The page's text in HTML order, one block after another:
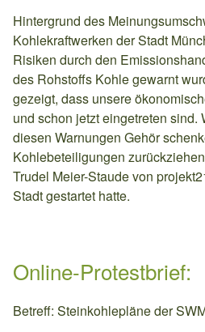
Hintergrund des
Kohlekraftwerken der Stadt
Risiken durch den
des Rohstoffs Kohle gewarnt
gezeigt, dass unsere
und schon jetzt eingetreten
diesen Warnungen Gehör
Kohlebeteiligungen
Trudel Meier-Staude von
Stadt gestartet hatte.
Online-Protestbrief:
Betreff: Steinkohlepläne der